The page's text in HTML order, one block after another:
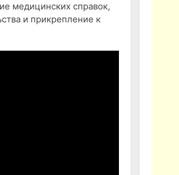
медицинских справок,
и прикрепление к